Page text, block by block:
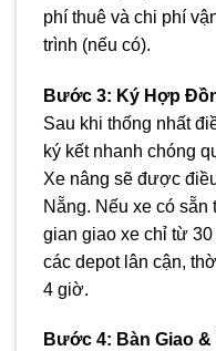
phí thuê và chi phí
trình (nếu có).
Bước 3: Ký Hợp
Sau khi thống nhất
ký kết nhanh chóng
Xe nâng sẽ được
Nẵng. Nếu xe có
gian giao xe chỉ từ
các depot lân cận,
4 giờ.
Bước 4: Bàn Giao &